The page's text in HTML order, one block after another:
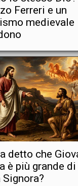
Ferreri e un
medievale
detto che
è più grande di